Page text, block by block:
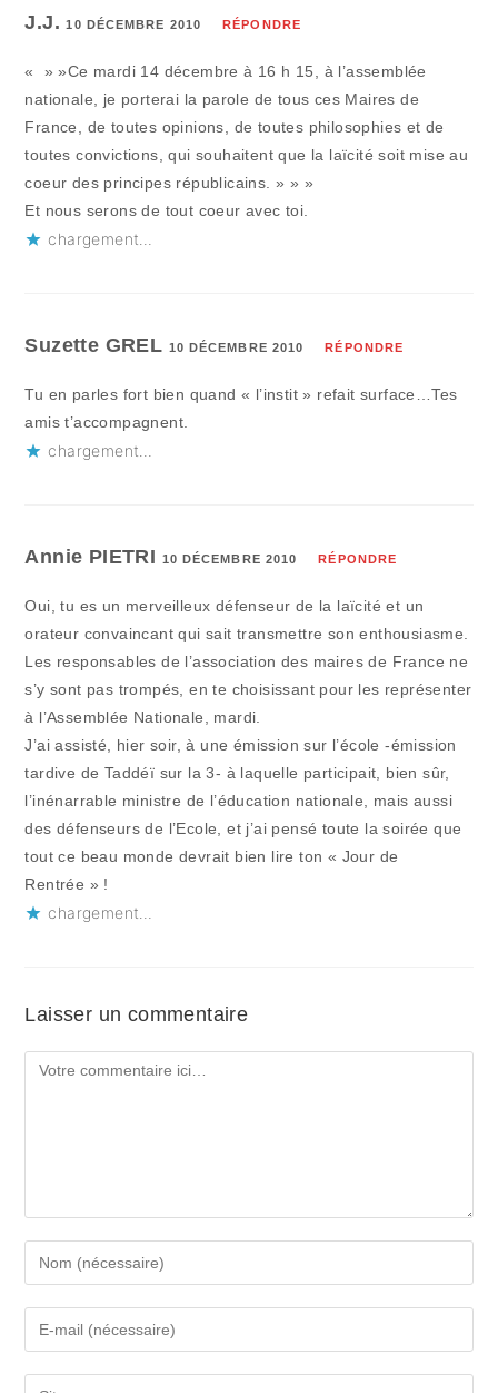
J.J.10 DÉCEMBRE 2010 RÉPONDRE
« » »Ce mardi 14 décembre à 16 h 15, à l’assemblée
nationale, je porterai la parole de tous ces Maires de
France, de toutes opinions, de toutes philosophies et de
toutes convictions, qui souhaitent que la laïcité soit mise au
coeur des principes républicains. » » »
Et nous serons de tout coeur avec toi.
chargement…
Suzette GREL 10 DÉCEMBRE 2010 RÉPONDRE
Tu en parles fort bien quand « l’instit » refait surface…Tes
amis t’accompagnent.
chargement…
Annie PIETRI 10 DÉCEMBRE 2010 RÉPONDRE
Oui, tu es un merveilleux défenseur de la laïcité et un
orateur convaincant qui sait transmettre son enthousiasme.
Les responsables de l’association des maires de France ne
s’y sont pas trompés, en te choisissant pour les représenter
à l’Assemblée Nationale, mardi.
J’ai assisté, hier soir, à une émission sur l’école -émission
tardive de Taddéï sur la 3- à laquelle participait, bien sûr,
l’inénarrable ministre de l’éducation nationale, mais aussi
des défenseurs de l’Ecole, et j’ai pensé toute la soirée que
tout ce beau monde devrait bien lire ton « Jour de
Rentrée » !
chargement…
Laisser un commentaire
Comment
your
name
your
email